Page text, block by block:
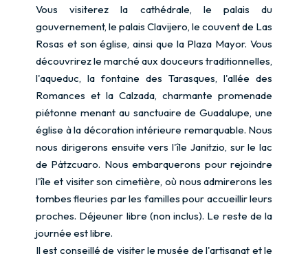
Vous visiterez la cathédrale, le palais du
gouvernement, le palais Clavijero, le couvent de Las
Rosas et son église, ainsi que la Plaza Mayor. Vous
découvrirez le marché aux douceurs traditionnelles,
l'aqueduc, la fontaine des Tarasques, l'allée des
Romances et la Calzada, charmante promenade
piétonne menant au sanctuaire de Guadalupe, une
église à la décoration intérieure remarquable. Nous
nous dirigerons ensuite vers l'île Janitzio, sur le lac
de Pátzcuaro. Nous embarquerons pour rejoindre
l'île et visiter son cimetière, où nous admirerons les
tombes fleuries par les familles pour accueillir leurs
proches. Déjeuner libre (non inclus). Le reste de la
journée est libre.
Il est conseillé de visiter le musée de l'artisanat et le